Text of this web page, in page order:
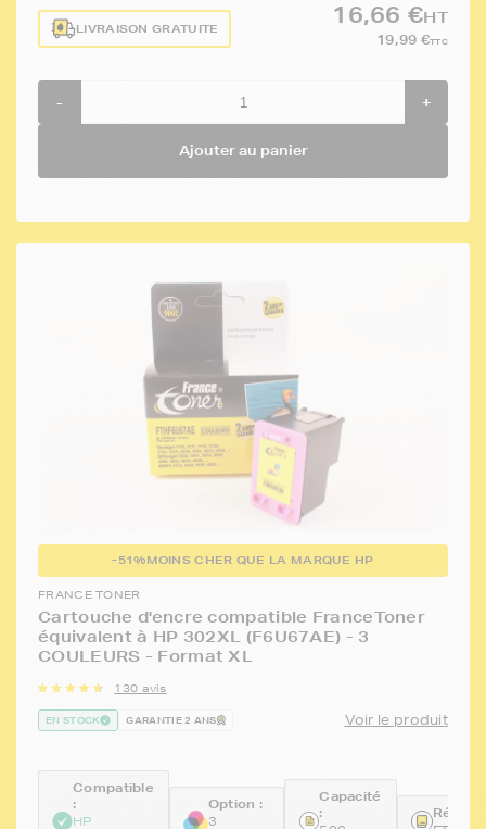
LIVRAISON GRATUITE
16,66 €HT
19,99 €TTC
- +
Ajouter au panier
-51%MOINS CHER QUE LA MARQUE HP
FRANCE TONER
Cartouche d'encre compatible FranceToner
équivalent à HP 302XL (F6U67AE) - 3
COULEURS - Format XL
130 avis
EN STOCK GARANTIE 2 ANS Voir le produit
Compatible
:
HP
Option :
3
Capacité
: